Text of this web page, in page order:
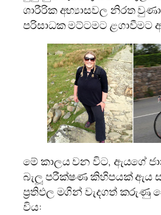
ශාරීරික අභ්‍යාසවල නිරත
පරිසාධක මට්ටමට ළගාවීමට
මේ කාලය වන විට, ඇයගේ
බැලූ පරීක්ෂණ කිහිපයක් ඇය
ප්‍රතිඵල මගින් වැදගත් කරුණු
විය: